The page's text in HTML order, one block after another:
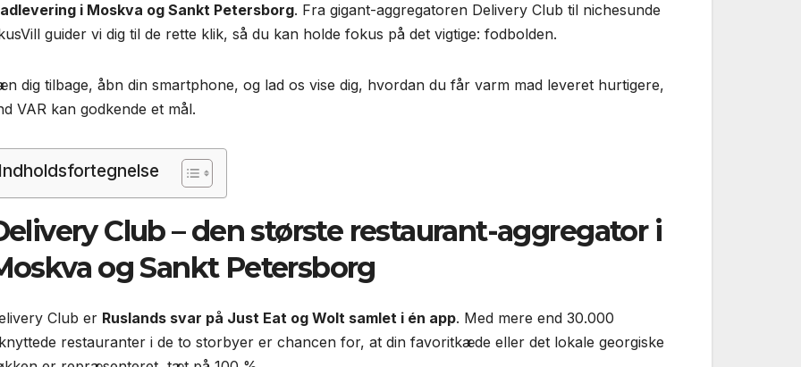
i Moskva og Sankt Petersborg. Fra gigant-aggregatoren Delivery Club til niche­sunde
guider vi dig til de rette klik, så du kan holde fokus på det vigtige: fodbolden.
dig tilbage, åbn din smartphone, og lad os vise dig, hvordan du får varm mad leveret hurtigere,
VAR kan godkende et mål.
Indholdsfortegnelse
Club – den største restaurant-aggregator i
og Sankt Petersborg
Club er Ruslands svar på Just Eat og Wolt samlet i én app. Med mere end 30.000
restauranter i de to storbyer er chancen for, at din favoritkæde eller det lokale georgiske